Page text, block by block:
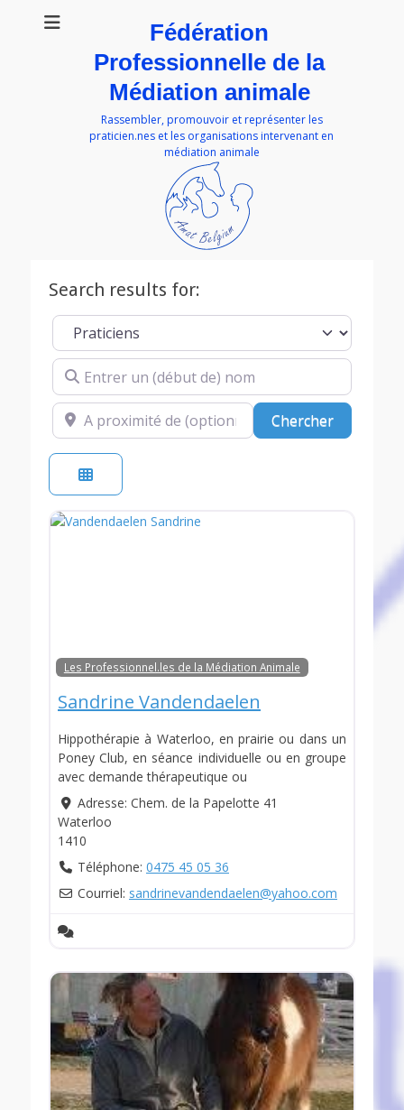
Fédération
Professionnelle de la
Médiation animale
Rassembler, promouvoir et représenter les
praticien.nes et les organisations intervenant en
médiation animale
Search results for:
Select search type
Entrer un (début de) nom
A proximité de (optionnel) ChercherChercher
Les Professionnel.les de la Médiation Animale
Sandrine Vandendaelen
Hippothérapie à Waterloo, en prairie ou dans un
Poney Club, en séance individuelle ou en groupe
avec demande thérapeutique ou
Adresse: Chem. de la Papelotte 41
Waterloo
1410
Téléphone: 0475 45 05 36
Courriel: sandrinevandendaelen@yahoo.com